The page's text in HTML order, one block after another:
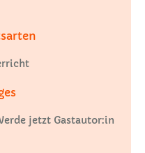
jetzt Gastautor:in